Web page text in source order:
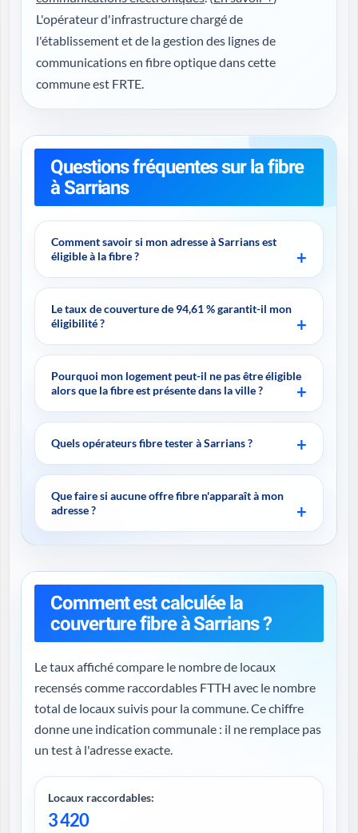
L'opérateur d'infrastructure chargé de
l'établissement et de la gestion des lignes de
communications en fibre optique dans cette
commune est FRTE.
Questions fréquentes sur la fibre
à Sarrians
Comment savoir si mon adresse à Sarrians est
éligible à la fibre ?
Le taux de couverture de 94,61 % garantit-il mon
éligibilité ?
Pourquoi mon logement peut-il ne pas être éligible
alors que la fibre est présente dans la ville ?
Quels opérateurs fibre tester à Sarrians ?
Que faire si aucune offre fibre n'apparaît à mon
adresse ?
Comment est calculée la
couverture fibre à Sarrians ?
Le taux affiché compare le nombre de locaux
recensés comme raccordables FTTH avec le nombre
total de locaux suivis pour la commune. Ce chiffre
donne une indication communale : il ne remplace pas
un test à l'adresse exacte.
Locaux raccordables:
3 420